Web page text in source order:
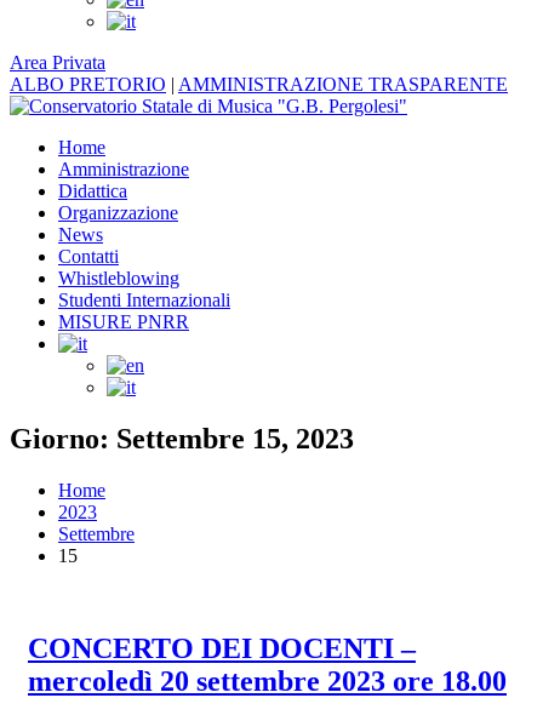
Area Privata
ALBO PRETORIO | AMMINISTRAZIONE TRASPARENTE
Home
Amministrazione
Didattica
Organizzazione
News
Contatti
Whistleblowing
Studenti Internazionali
MISURE PNRR
Giorno: Settembre 15, 2023
Home
2023
Settembre
15
CONCERTO DEI DOCENTI –
mercoledì 20 settembre 2023 ore 18.00